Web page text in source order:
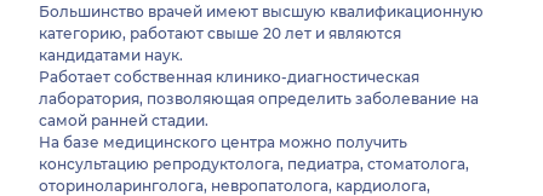
Большинство врачей имеют высшую квалификационную
категорию, работают свыше 20 лет и являются
кандидатами наук.
Работает собственная клинико-диагностическая
лаборатория, позволяющая определить заболевание на
самой ранней стадии.
На базе медицинского центра можно получить
консультацию репродуктолога, педиатра, стоматолога,
оториноларинголога, невропатолога, кардиолога,